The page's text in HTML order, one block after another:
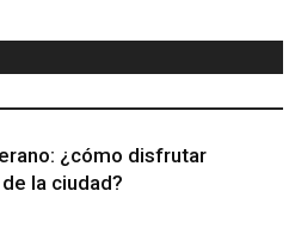
¿cómo disfrutar
la ciudad?